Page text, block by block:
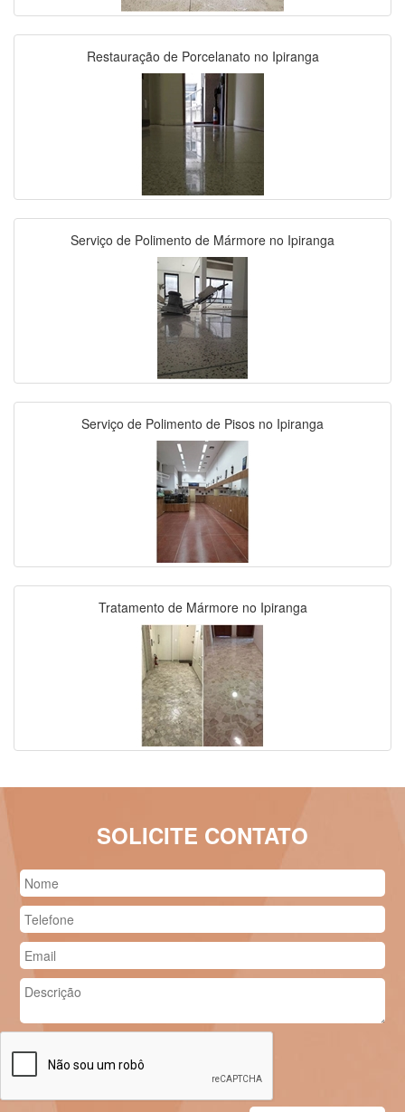
Restauração de Porcelanato no Ipiranga
Serviço de Polimento de Mármore no Ipiranga
Serviço de Polimento de Pisos no Ipiranga
Tratamento de Mármore no Ipiranga
SOLICITE CONTATO